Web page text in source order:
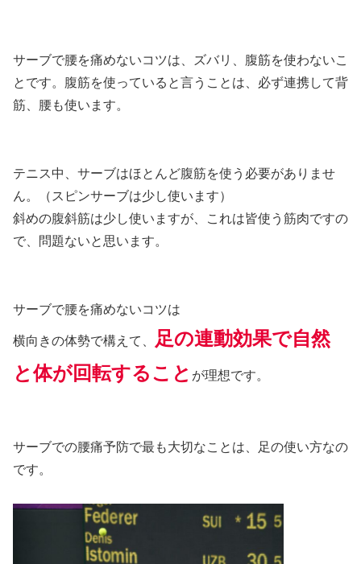
サーブで腰を痛めないコツは、ズバリ、腹筋を使わないこ
とです。腹筋を使っていると言うことは、必ず連携して背
筋、腰も使います。
テニス中、サーブはほとんど腹筋を使う必要がありませ
ん。（スピンサーブは少し使います）
斜めの腹斜筋は少し使いますが、これは皆使う筋肉ですの
で、問題ないと思います。
サーブで腰を痛めないコツは
横向きの体勢で構えて、
足の連動効果で自然
と体が回転すること が理想です。
サーブでの腰痛予防で最も大切なことは、足の使い方なの
です。